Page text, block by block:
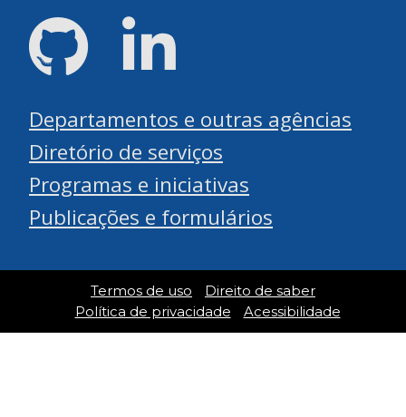
GitHub
Departamentos e outras agências
Diretório de serviços
Programas e iniciativas
Publicações e formulários
Termos de uso
Direito de saber
Política de privacidade
Acessibilidade